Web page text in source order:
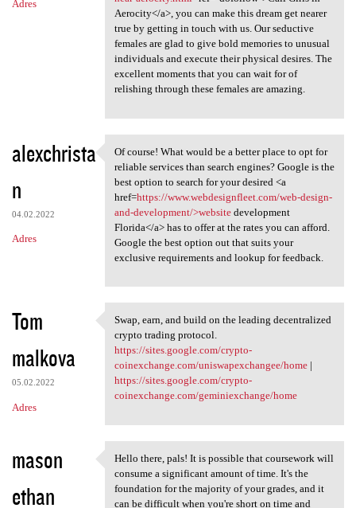
Adres
Aerocity</a>, you can make this dream get nearer
true by getting in touch with us. Our seductive
females are glad to give bold memories to unusual
individuals and execute their physical desires. The
excellent moments that you can wait for of
relishing through these females are amazing.
alexchrista
n
04.02.2022
Adres
Of course! What would be a
Of course! What would be a better place to opt for
reliable services than search engines? Google is the
best option to search for your desired <a
href=https://www.webdesignfleet.com/web-design-
and-development/>websitedevelopment
Florida</a> has to offer at the rates you can afford.
Google the best option out that suits your
exclusive requirements and lookup for feedback.
Tom
malkova
05.02.2022
Adres
Swap, earn, and build on the
Swap, earn, and build on the leading decentralized
crypto trading protocol.
https://sites.google.com/crypto-
coinexchange.com/uniswapexchangee/home|
https://sites.google.com/crypto-
coinexchange.com/geminiexchange/home
mason
ethan
Hello there, pals! It is
Hello there, pals! It is possible that coursework will
consume a significant amount of time. It's the
foundation for the majority of your grades, and it
can be difficult when you're short on time and